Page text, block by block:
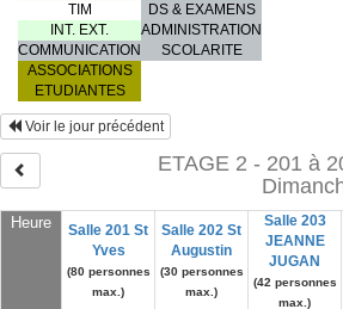
TIM
DS & EXAMENS
INT. EXT.
ADMINISTRATION
COMMUNICATION
SCOLARITE
ASSOCIATIONS
ETUDIANTES
Heure
Salle 201 St
Yves
(80 personnes
max.)
Salle 202 St
Augustin
(30 personnes
max.)
Salle 203
JEANNE
JUGAN
(42 personnes
max.)
Voir le jour précédent
ETAGE 2 - 201 à